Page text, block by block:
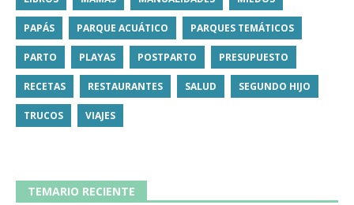
PAPÁS PARQUE ACUÁTICO PARQUES TEMÁTICOS
PARTO PLAYAS POSTPARTO PRESUPUESTO
RECETAS RESTAURANTES SALUD SEGUNDO HIJO
TRUCOS VIAJES
TEMARIO RECIENTE